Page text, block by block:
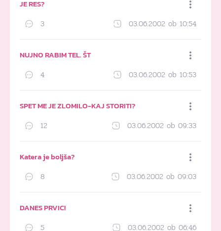
JE RES?
3 03.06.2002 ob 10:54
NUJNO RABIM TEL. ŠT
4 03.06.2002 ob 10:53
SPET ME JE ZLOMILO-KAJ STORITI?
12 03.06.2002 ob 09:33
Katera je boljša?
8 03.06.2002 ob 09:03
DANES PRVIC!
5 03.06.2002 ob 06:46